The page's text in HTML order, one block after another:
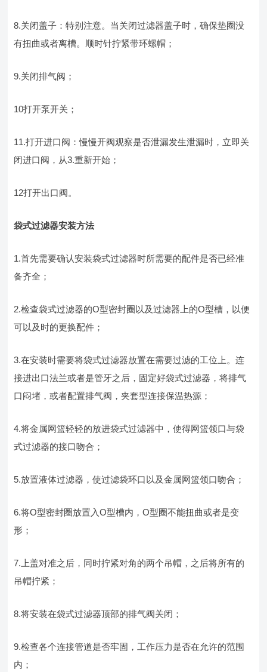
8.关闭盖子：特别注意。当关闭过滤器盖子时，确保垫圈没
有扭曲或者离槽。顺时针拧紧带环螺帽；
9.关闭排气阀；
10打开泵开关；
11.打开进口阀：慢慢开阀观察是否泄漏发生泄漏时，立即关
闭进口阀，从3.重新开始；
12打开出口阀。
袋式过滤器安装方法
1.首先需要确认安装袋式过滤器时所需要的配件是否已经准
备齐全；
2.检查袋式过滤器的O型密封圈以及过滤器上的O型槽，以便
可以及时的更换配件；
3.在安装时需要将袋式过滤器放置在需要过滤的工位上。连
接进出口法兰或者是管牙之后，固定好袋式过滤器，将排气
口闷堵，或者配置排气阀，夹套型连接保温热源；
4.将金属网篮轻轻的放进袋式过滤器中，使得网篮领口与袋
式过滤器的接口吻合；
5.放置液体过滤器，使过滤袋环口以及金属网篮领口吻合；
6.将O型密封圈放置入O型槽内，O型圈不能扭曲或者是变
形；
7.上盖对准之后，同时拧紧对角的两个吊帽，之后将所有的
吊帽拧紧；
8.将安装在袋式过滤器顶部的排气阀关闭；
9.检查各个连接管道是否牢固，工作压力是否在允许的范围
内；